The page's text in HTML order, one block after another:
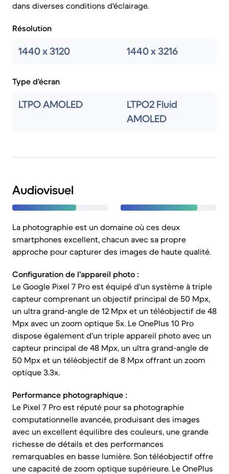
dans diverses conditions d'éclairage.
Résolution
1440 x 3120 1440 x 3216
Type d'écran
LTPO AMOLED
LTPO2 Fluid
AMOLED
Audiovisuel
La photographie est un domaine où ces deux
smartphones excellent, chacun avec sa propre
approche pour capturer des images de haute qualité.
Configuration de l'appareil photo :
Le Google Pixel 7 Pro est équipé d'un système à triple
capteur comprenant un objectif principal de 50 Mpx,
un ultra grand-angle de 12 Mpx et un téléobjectif de 48
Mpx avec un zoom optique 5x. Le OnePlus 10 Pro
dispose également d'un triple appareil photo avec un
capteur principal de 48 Mpx, un ultra grand-angle de
50 Mpx et un téléobjectif de 8 Mpx offrant un zoom
optique 3.3x.
Performance photographique :
Le Pixel 7 Pro est réputé pour sa photographie
computationnelle avancée, produisant des images
avec un excellent équilibre des couleurs, une grande
richesse de détails et des performances
remarquables en basse lumière. Son téléobjectif offre
une capacité de zoom optique supérieure. Le OnePlus